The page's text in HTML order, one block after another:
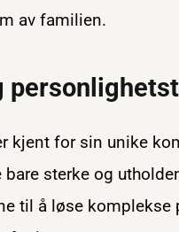
av familien.
kjent for sin unike
bare sterke og
til å løse